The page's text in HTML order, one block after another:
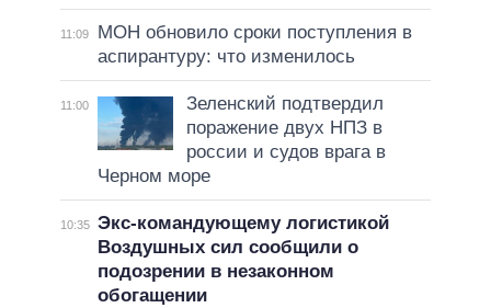
11:09
МОН обновило сроки поступления в
аспирантуру: что изменилось
11:00
Зеленский подтвердил
поражение двух НПЗ в
россии и судов врага в
Черном море
10:35 Экс-командующему логистикой
Воздушных сил сообщили о
подозрении в незаконном
обогащении